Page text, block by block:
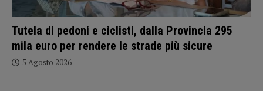
Tutela di pedoni e ciclisti, dalla Provincia 295
mila euro per rendere le strade più sicure
5 Agosto 2026